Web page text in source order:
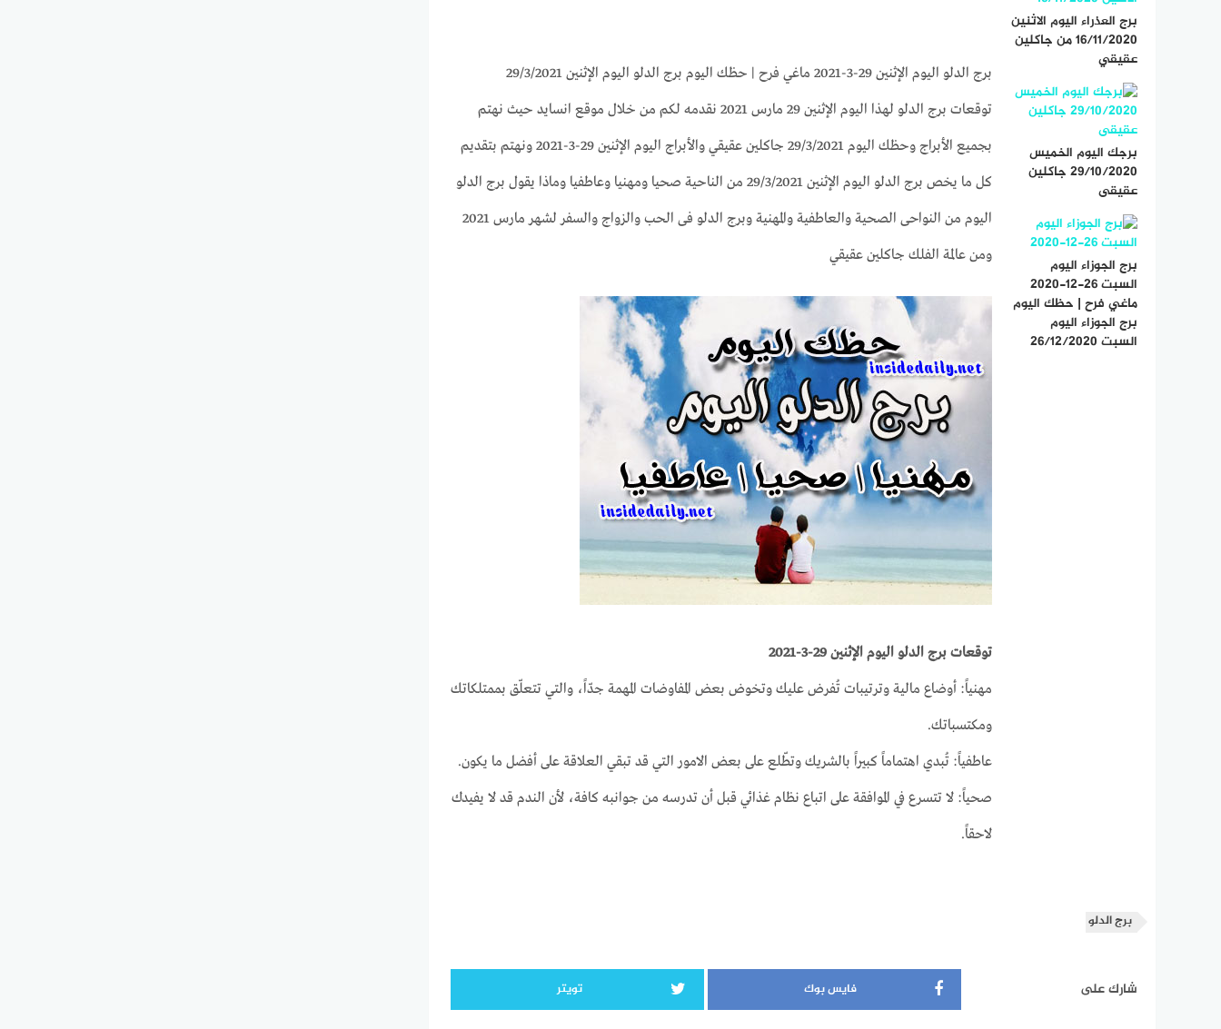
برج الدلو اليوم الإثنين 29-3-2021 ماغي فرح | حظك اليوم برج الدلو اليوم الإثنين 29/3/2021
توقعات برج الدلو لهذا اليوم الإثنين 29 مارس 2021 نقدمه لكم من خلال موقع انسايد حيث نهتم
بجميع الأبراج وحظك اليوم 29/3/2021 جاكلين عقيقي والأبراج اليوم الإثنين 29-3-2021 ونهتم بتقديم
كل ما يخص برج الدلو اليوم الإثنين 29/3/2021 من الناحية صحيا ومهنيا وعاطفيا وماذا يقول برج الدلو
اليوم من النواحى الصحية والعاطفية والمهنية وبرج الدلو فى الحب والزواج والسفر لشهر مارس 2021
ومن عالمة الفلك جاكلين عقيقي
توقعات برج الدلو اليوم الإثنين 29-3-2021
مهنياً: أوضاع مالية وترتيبات تُفرض عليك وتخوض بعض المفاوضات المهمة جدّاً، والتي تتعلّق بممتلكاتك
ومكتسباتك.
عاطفياً: تُبدي اهتماماً كبيراً بالشريك وتطّلع على بعض الامور التي قد تبقي العلاقة على أفضل ما يكون.
صحياً: لا تتسرع في الموافقة على اتباع نظام غذائي قبل أن تدرسه من جوانبه كافة، لأن الندم قد لا يفيدك
لاحقاً.
برج العذراء اليوم الاثنين
16/11/2020 من جاكلين
عقيقي
برجك اليوم الخميس
29/10/2020 جاكلين
عقيقى
برج الجوزاء اليوم
السبت 26-12-2020
ماغي فرح | حظك اليوم
برج الجوزاء اليوم
السبت 26/12/2020
برج الدلو
شارك على فايس بوك تويتر